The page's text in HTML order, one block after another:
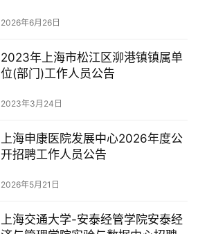
2026年6月26日
2023年上海市松江区泖港镇镇属单
位(部门)工作人员公告
2023年3月24日
上海申康医院发展中心2026年度公
开招聘工作人员公告
2026年5月21日
上海交通大学-安泰经管学院安泰经